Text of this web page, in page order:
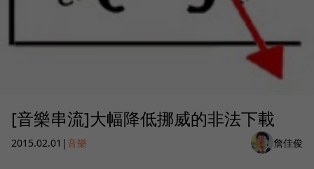
[音樂串流]大幅降低挪威的非法下載
2015.02.01 |音樂 詹佳俊